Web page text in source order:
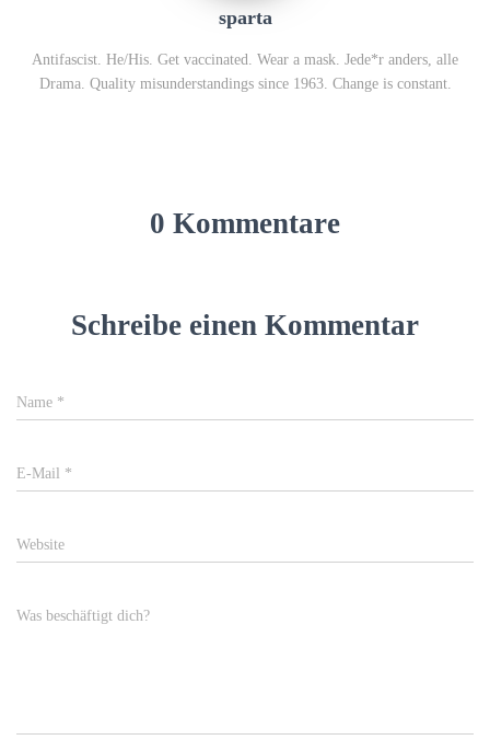
sparta
Antifascist. He/His. Get vaccinated. Wear a mask. Jede*r anders, alle
Drama. Quality misunderstandings since 1963. Change is constant.
0 Kommentare
Schreibe einen Kommentar
Name *
E-Mail *
Website
Was beschäftigt dich?